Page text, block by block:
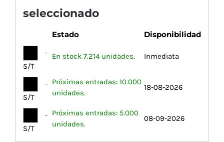
seleccionado
Estado Disponibilidad
-
S/T
En stock 7.214 unidades. Inmediata
-
S/T
Próximas entradas: 10.000
unidades.
18-08-2026
-
S/T
Próximas entradas: 5.000
unidades.
08-09-2026